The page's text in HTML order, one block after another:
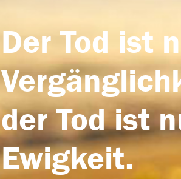
Der Tod ist
der Tod ist
Ewigkeit.